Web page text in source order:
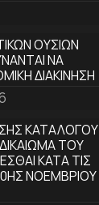
ΟΥΣΙΩΝ
ΝΑ
ΔΙΑΚΙΝΗΣΗ
ΚΑΤΑΛΟΓΟΥ
ΤΟΥ
ΚΑΤΑ ΤΙΣ
ΝΟΕΜΒΡΙΟΥ